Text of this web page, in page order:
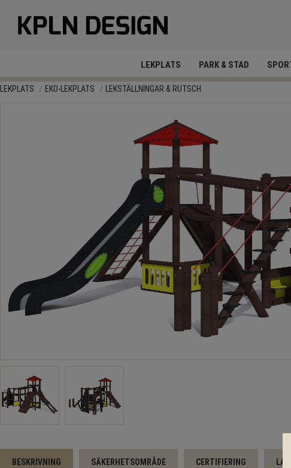
LEKPLATS PARK & STAD
LEKPLATS EKO-LEKPLATS LEKSTÄLLNINGAR & RUTSCH
BESKRIVNING SÄKERHETSOMRÅDE CERTIFIERING